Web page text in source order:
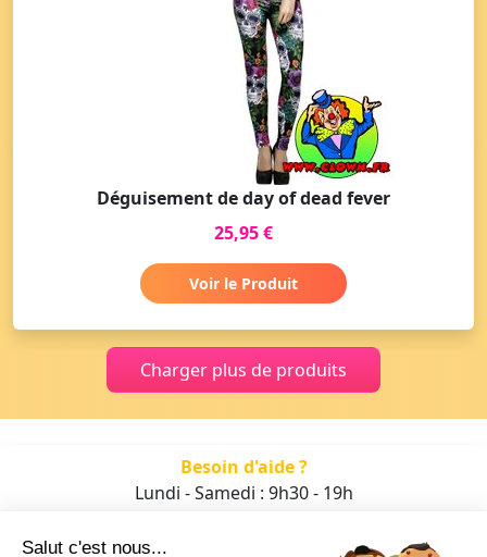
Déguisement de day of dead fever
25,95 €
Voir le Produit
Charger plus de produits
Besoin d'aide ?
Lundi - Samedi : 9h30 - 19h